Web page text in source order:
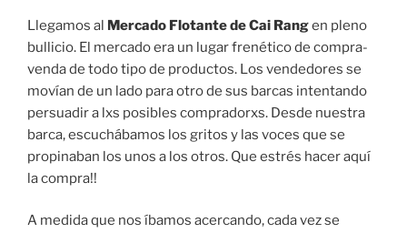
Llegamos al Mercado Flotante de Cai Rangen pleno
bullicio. El mercado era un lugar frenético de compra-
venda de todo tipo de productos. Los vendedores se
movían de un lado para otro de sus barcas intentando
persuadir a lxs posibles compradorxs. Desde nuestra
barca, escuchábamos los gritos y las voces que se
propinaban los unos a los otros. Que estrés hacer aquí
la compra!!
A medida que nos íbamos acercando, cada vez se